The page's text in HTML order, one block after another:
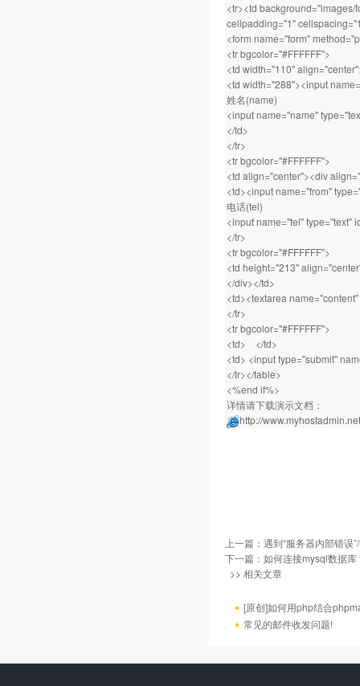
<tr><td
cellpadding="1"
<form name="form"
<tr bgcolor="#FFFFFF">
<td width="110"
<td width="288"><input
姓名(name)
<input name="name"
</td>
</tr>
<tr bgcolor="#FFFFFF">
<td align="center"><div
<td><input name="from"
电话(tel)
<input name="tel" type="text"
</tr>
<tr bgcolor="#FFFFFF">
<td height="213"
</div></td>
<td><textarea
</tr>
<tr bgcolor="#FFFFFF">
<td> </td>
<td> <input type="submit"
</tr></table>
<%end if%>
详情请下载演示文档：
http://
上一篇： 遇到“服务器内部错误
下一篇： 如何连接mysql数据库
>> 相关文章
[原创]如何用php结合
常见的邮件收发问题!